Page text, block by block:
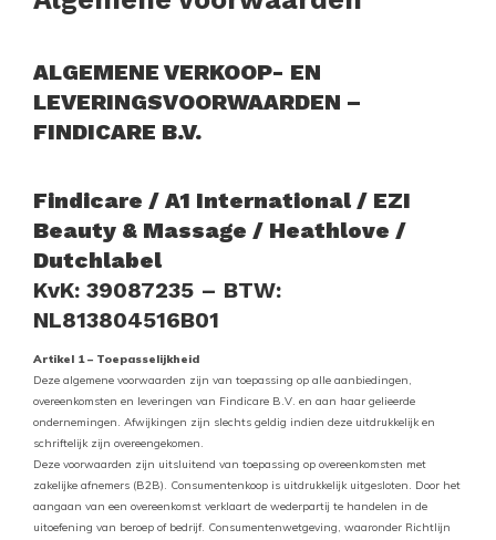
ALGEMENE VERKOOP- EN
LEVERINGSVOORWAARDEN –
FINDICARE B.V.
Findicare / A1 International / EZI
Beauty & Massage / Heathlove /
Dutchlabel
KvK: 39087235 – BTW:
NL813804516B01
Artikel 1 – Toepasselijkheid
Deze algemene voorwaarden zijn van toepassing op alle aanbiedingen,
overeenkomsten en leveringen van Findicare B.V. en aan haar gelieerde
ondernemingen. Afwijkingen zijn slechts geldig indien deze uitdrukkelijk en
schriftelijk zijn overeengekomen.
Deze voorwaarden zijn uitsluitend van toepassing op overeenkomsten met
zakelijke afnemers (B2B). Consumentenkoop is uitdrukkelijk uitgesloten. Door het
aangaan van een overeenkomst verklaart de wederpartij te handelen in de
uitoefening van beroep of bedrijf. Consumentenwetgeving, waaronder Richtlijn